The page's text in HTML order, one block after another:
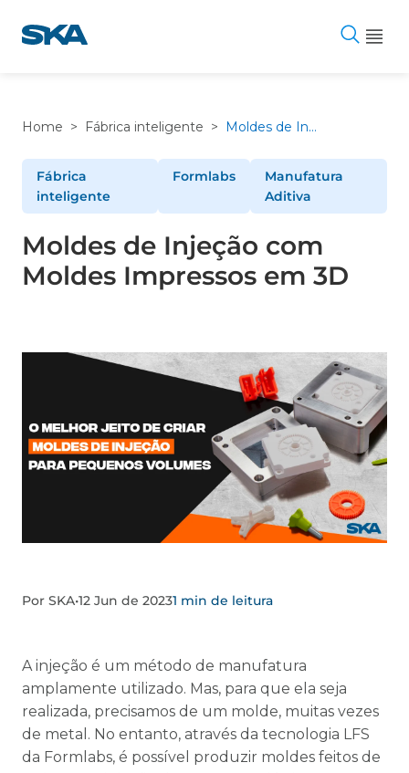
para
Home > Fábrica inteligente > Moldes de Injeção com Moldes Impressos em 3D
Fábrica
inteligente
Formlabs
Manufatura
Aditiva
Moldes de Injeção com
Moldes Impressos em 3D
Por SKA•12 Jun de 20231 min de leitura
A injeção é um método de manufatura
amplamente utilizado. Mas, para que ela seja
realizada, precisamos de um molde, muitas vezes
de metal. No entanto, através da tecnologia LFS
da Formlabs, é possível produzir moldes feitos de